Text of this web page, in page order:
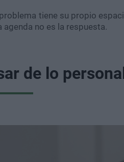
tiene su propio
agenda no es la respuesta.
de lo